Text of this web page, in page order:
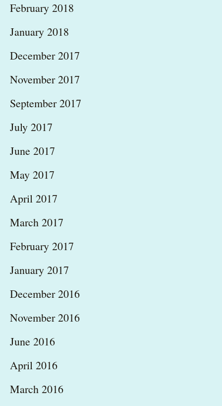
February 2018
January 2018
December 2017
November 2017
September 2017
July 2017
June 2017
May 2017
April 2017
March 2017
February 2017
January 2017
December 2016
November 2016
June 2016
April 2016
March 2016